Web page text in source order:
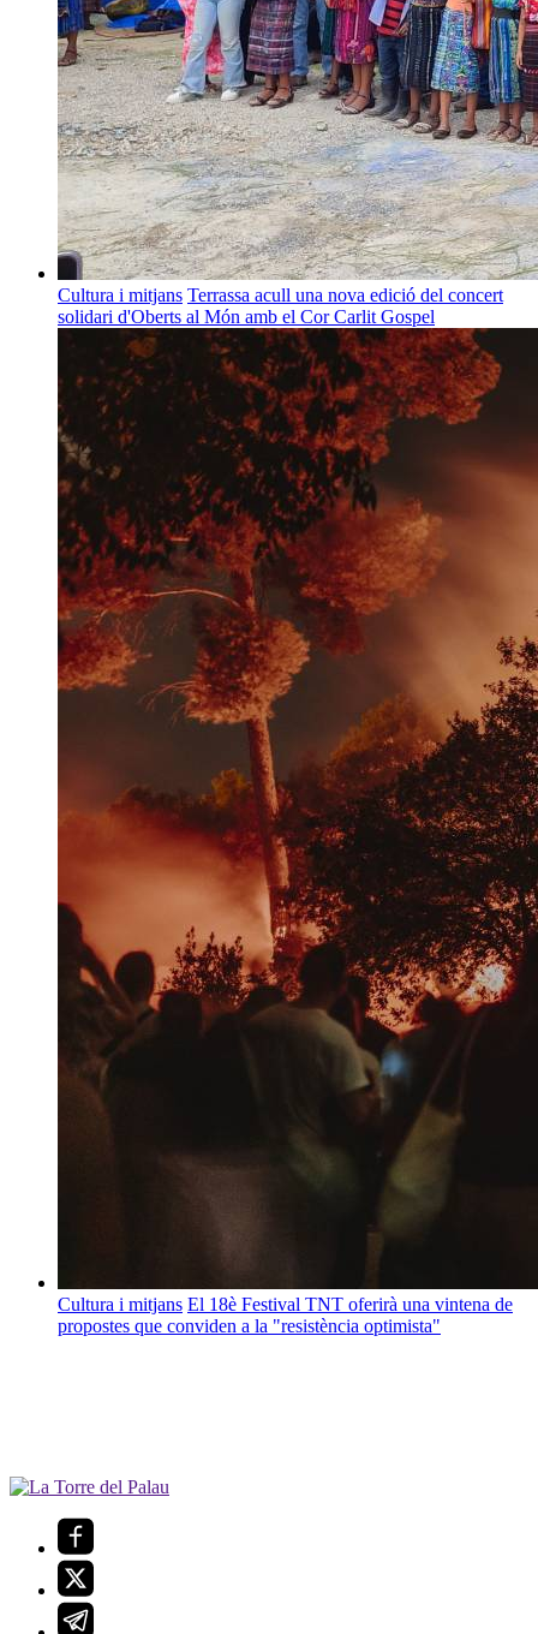
Cultura i mitjans Terrassa acull una nova edició del concert
solidari d'Oberts al Món amb el Cor Carlit Gospel
Cultura i mitjans El 18è Festival TNT oferirà una vintena de
propostes que conviden a la "resistència optimista"